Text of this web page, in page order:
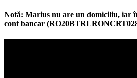
Notă: Marius nu are un domiciliu, iar
cont bancar